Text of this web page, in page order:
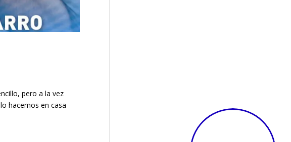
pero a la vez
hacemos en casa